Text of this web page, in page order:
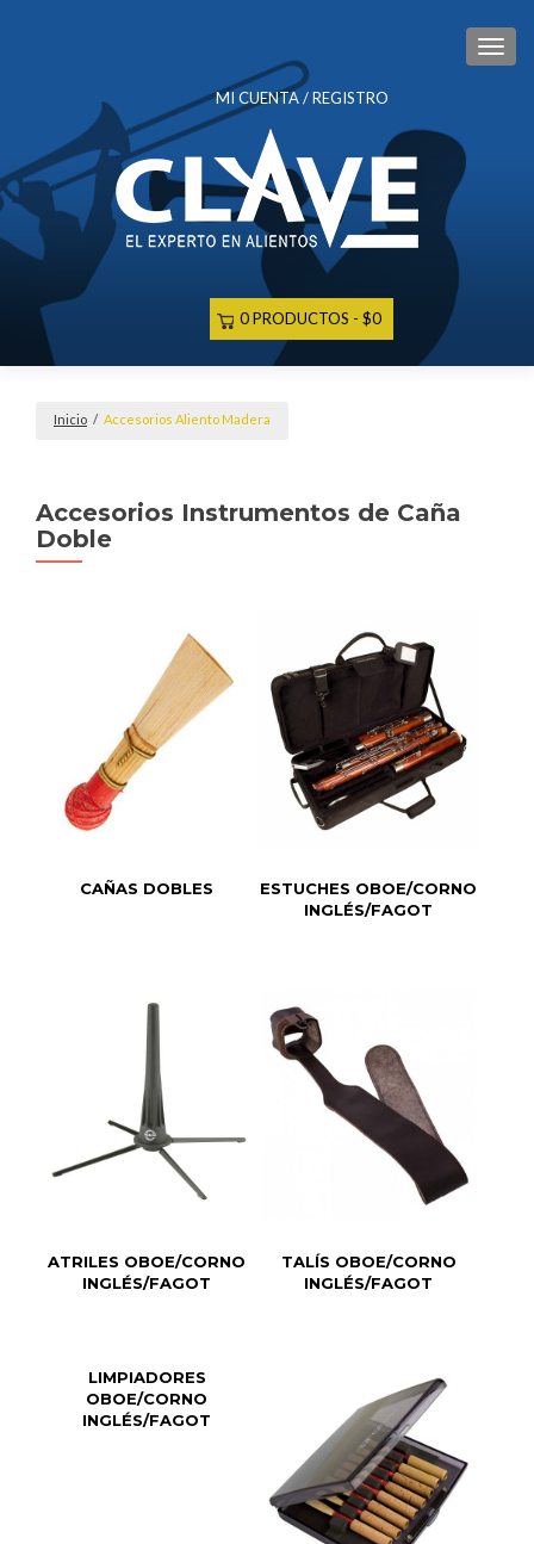
MI CUENTA / REGISTRO
0 PRODUCTOS $0
Inicio / Accesorios Aliento Madera
Accesorios Instrumentos de Caña
Doble
CAÑAS DOBLES
ESTUCHES OBOE/CORNO
INGLÉS/FAGOT
ATRILES OBOE/CORNO
INGLÉS/FAGOT
TALÍS OBOE/CORNO
INGLÉS/FAGOT
LIMPIADORES
OBOE/CORNO
INGLÉS/FAGOT